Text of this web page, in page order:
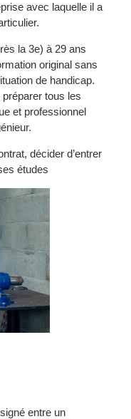
avec laquelle il a
la 3e) à 29 ans
original sans
de handicap.
préparer tous les
et professionnel
décider d’entrer
études
entre un